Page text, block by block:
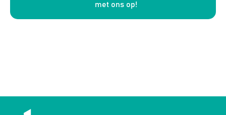
met ons op!